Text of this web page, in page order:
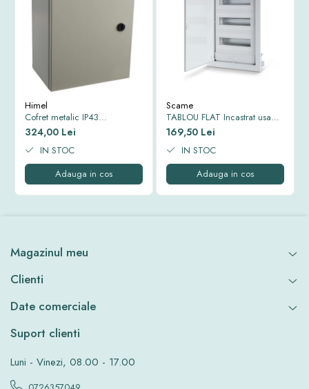
Himel
Cofret metalic IP43
500*400*250 mm
324,00 Lei
IN STOC
Adauga in cos
Scame
TABLOU FLAT Incastrat usa
Alba cadru si usa metal IP40
343x368x90mm 12+2 MOD
677.1012.1
169,50 Lei
IN STOC
Adauga in cos
Magazinul meu
Clienti
Date comerciale
Suport clienti
Luni - Vinezi, 08.00 - 17.00